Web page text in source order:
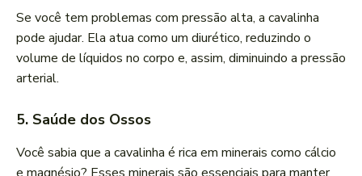
Se você tem problemas com pressão alta, a cavalinha
pode ajudar. Ela atua como um diurético, reduzindo o
volume de líquidos no corpo e, assim, diminuindo a pressão
arterial.
5. Saúde dos Ossos
Você sabia que a cavalinha é rica em minerais como cálcio